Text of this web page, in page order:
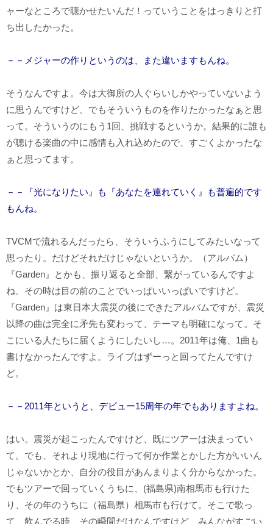
ャーなところで聴かせたいんだ！っていうことをはっきりと打
ち出したかった。
－－メジャーの作りというのは、また違いますもんね。
そうなんですよ。今は大御所の人ぐらいしかやっていないよう
に思うんですけど、でもそういうものを作りたかったなぁと思
って。そういうのにもう1回、挑戦するというか。結果的に誰も
が聴ける楽曲の中に感情も入れ込めたので、すごくよかったな
ぁと思ってます。
－－『光になりたい』も『あなたを連れていく』も普遍的です
もんね。
TVCMで流れるんだったら、そういうふうにしてみたいなって
思ったり。だけどそれだけじゃないというか。（アルバム）
『Garden』とかも、振り返ると全部、繋がっているんですよ
ね。その時は目の前のことでいっぱいいっぱいですけど。
『Garden』は東日本大震災の後にできたアルバムですが、震災
以降の曲は完全に矛先も変わって、テーマも明確になって。そ
こにいる人たちに届くようにしたいし…。2011年は俺、1曲も
書けなかったんですよ。ライブはずーっと回ってたんですけ
ど。
－－2011年というと、デビュー15周年の年でもありますよね。
はい。震災が起こったんですけど、既にツアーは決まってい
て。でも、それより現地に行って何か作業とかした方がいいん
じゃないかとか、自分の役目があんまりよく分からなかった。
でもツアーで回っていくうちに、(福島県)南相馬市も行けた
り、その年のうちに（福島県）相馬市も行けて。そこで歌っ
て、飲んでる時、その瞬間だけなんですけど、みんながすごい